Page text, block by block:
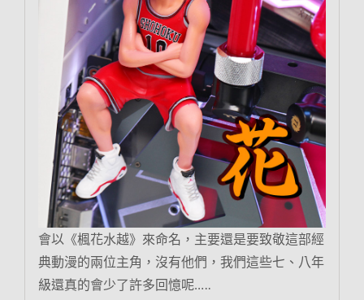
會以《楓花水越》來命名，主要還是要致敬這部經
典動漫的兩位主角，沒有他們，我們這些七、八年
級還真的會少了許多回憶呢…..